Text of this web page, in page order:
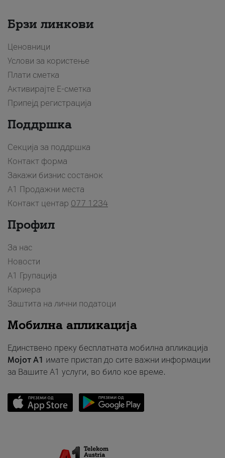
Брзи линкови
Ценовници
Услови за користење
Плати сметка
Активирајте Е-сметка
Припејд регистрација
Поддршка
Секција за поддршка
Контакт форма
Закажи бизнис состанок
A1 Продажни места
Контакт центар 077 1234
Профил
За нас
Новости
А1 Групација
Кариера
Заштита на лични податоци
Мобилна апликација
Единствено преку бесплатната мобилна апликација
Мојот A1 имате пристап до сите важни информации
за Вашите A1 услуги, во било кое време.